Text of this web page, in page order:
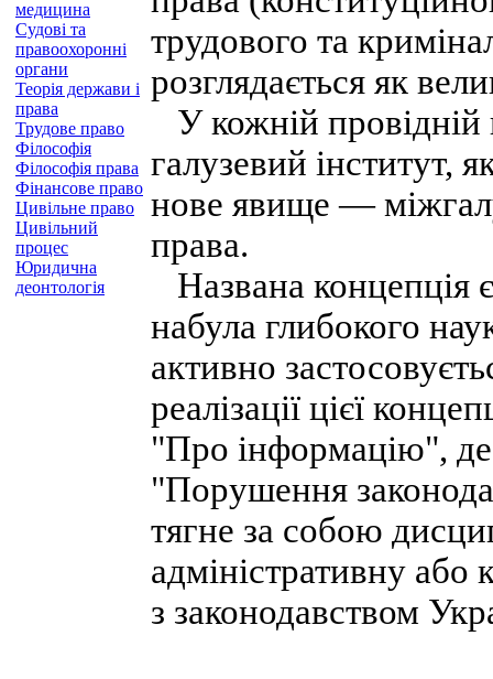
медицина
Судові та
правоохоронні
органи
Теорія держави і
права
Трудове право
Філософія
Філософія права
Фінансове право
Цивільне право
Цивільний
процес
Юридична
деонтологія
трудового та
розглядається як
У кожній провідній
галузевий інститут,
нове явище —
права.
Названа концепція
набула глибокого
активно
реалізації цієї
"Про інформацію", де
"Порушення
тягне за собою
адміністративну або
з законодавством